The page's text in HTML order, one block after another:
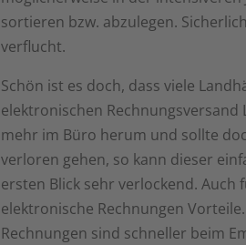
sortieren bzw. abzulegen.
verflucht.
Schön ist es doch, dass viele
elektronischen
mehr im Büro herum und sollte
verloren gehen, so kann dieser
ersten Blick sehr verlockend.
elektronische Rechnungen
Rechnungen sind schneller beim